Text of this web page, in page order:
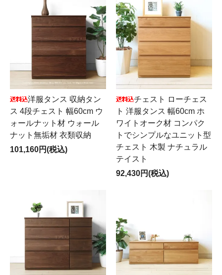
洋服タンス 収納タン
ス 4段チェスト 幅60cm ウ
ォールナット材 ウォール
ナット無垢材 衣類収納
101,160円(税込)
チェスト ローチェス
ト 洋服タンス 幅60cm ホ
ワイトオーク材 コンパク
トでシンプルなユニット型
チェスト 木製 ナチュラル
テイスト
92,430円(税込)